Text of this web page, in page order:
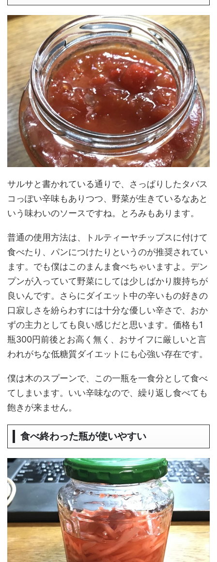
サルサと書かれている通りで、さっぱりしたタバス
コっぽい辛味もありつつ、野菜が生きているなあと
いう味わいのソースですね。とろみもあります。
普通の使用方法は、トルティーヤチップスに付けて
食べたり、パンにつけたりというのが推奨されてい
ます。でも僕はこのまんま食べちゃいますよ。デン
プンが入っていて野菜にしては少しばかり腹持ちが
良いんです。さらにダイエット中の辛いもの好きの
口寂しさを紛らわすには十分な優しい辛さで、おか
ずの主力としても良い感じだと思います。価格も1
瓶300円前後とお高く無く、おサイフに厳しいと言
われがちな低糖質ダイエットにも心強い存在です。
僕は木のスプーンで、この一瓶を一食分として食べ
てしまいます。いい辛味なので、繰り返し食べても
飽きが来ません。
食べ終わった瓶が使いやすい